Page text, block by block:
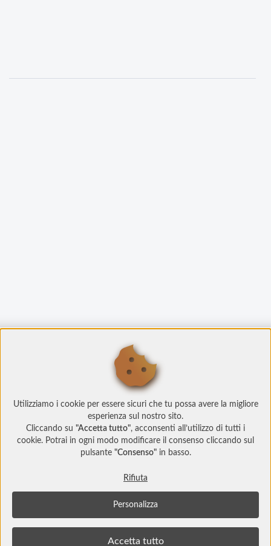
© Copyright 2022 Social Play
info@studiweb.it - P.iva/C.f. IT05983000729
Utilizziamo i cookie per essere sicuri che tu possa avere la migliore
esperienza sul nostro sito.
Cliccando su "Accetta tutto", acconsenti all’utilizzo di tutti i
cookie. Potrai in ogni modo modificare il consenso cliccando sul
pulsante "Consenso"in basso.
Rifiuta
Personalizza
Accetta tutto